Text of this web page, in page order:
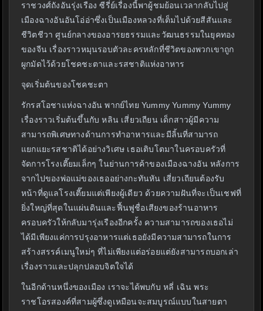
ราชวงศ์ถังอันรุ่งเรือง ซีรี่ย์เรื่องนี้พาผู้ชมย้อนเวลากลับไปสู่
เมืองฉางอันอันโอ่อ่าซึ่งเป็นเมืองหลวงที่เต็มไปด้วยสีสันและ
ชีวิตชีวา ศูนย์กลางของอารยธรรมและวัฒนธรรมในยุคทอง
ของจีน เรื่องราวหมุนรอบตัวละครหลักที่ชีวิตของพวกเขาถูก
ผูกมัดไว้ด้วยโชคชะตาและรสชาติแห่งอาหาร
จุดเริ่มต้นของโชคชะตา
รักรสโอชาแห่งฉางอัน พากย์ไทย Yummy Yummy Yummy
เรื่องราวเริ่มต้นขึ้นกับ หลิน เสี่ยวเถียน เด็กสาวผู้มีความ
สามารถพิเศษทางด้านการทำอาหารและมีลิ้นที่สามารถ
แยกแยะรสชาติได้อย่างวิเศษ เธอเติบโตมาในครอบครัวที่
จัดการโรงเตี๊ยมเล็กๆ ในย่านการค้าของเมืองฉางอัน หลังการ
จากไปของพ่อแม่ของเธออย่างกะทันหัน เสี่ยวเถียนต้องรับ
หน้าที่ดูแลโรงเตี๊ยมแต่เพียงผู้เดียว ด้วยความฝันที่จะเป็นเชฟที่
ยิ่งใหญ่ที่สุดในแผ่นดินและฟื้นฟูชื่อเสียงของร้านอาหาร
ครอบครัวให้กลับมารุ่งเรืองอีกครั้ง ความสามารถของเธอไม่
ได้มีเพียงแค่การปรุงอาหารแต่เธอยังมีความสามารถในการ
สร้างสรรค์เมนูใหม่ๆ ที่ไม่เพียงแต่อร่อยแต่ยังสามารถบอกเล่า
เรื่องราวและปลุกปลอบจิตใจได้
ในอีกด้านหนึ่งของเมือง เราจะได้พบกับ หลี่ เฉิน พระ
ราชโอรสองค์ที่สามผู้ซึ่งดูเหมือนจะสมบูรณ์แบบในสายตา